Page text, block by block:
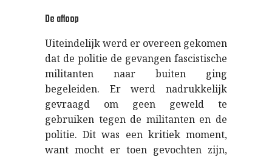
De afloop
Uiteindelijk werd er overeen gekomen
dat de politie de gevangen fascistische
militanten naar buiten ging
begeleiden. Er werd nadrukkelijk
gevraagd om geen geweld te
gebruiken tegen de militanten en de
politie. Dit was een kritiek moment,
want mocht er toen gevochten zijn,